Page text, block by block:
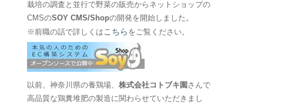
栽培の調査と並行で野菜の販売からネットショップの
CMSのSOY CMS/Shopの開発を開始しました。
※前職の話で詳しくは こちら をご覧ください。
以前、神奈川県の養鶏場、株式会社コトブキ園 さんで
高品質な鶏糞堆肥の製造に関わらせていただきまし